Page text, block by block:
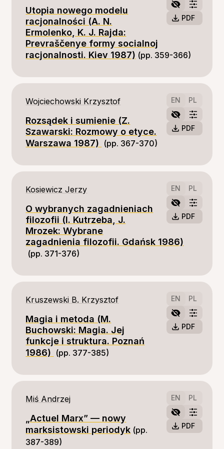
PDF
Utopia nowego modelu
racjonalności (A. N.
Ermolenko, K. J. Rajda:
Prevraščenye formy socialnoj
racjonalnosti. Kiev 1987) (pp. 359-366)
EN PL
PDF
Wojciechowski Krzysztof
Rozsądek i sumienie (Z.
Szawarski: Rozmowy o etyce.
Warszawa 1987) (pp. 367-370)
EN PL
PDF
Kosiewicz Jerzy
O wybranych zagadnieniach
filozofii (I. Kutrzeba, J.
Mrozek: Wybrane
zagadnienia filozofii. Gdańsk 1986)
(pp. 371-376)
EN PL
PDF
Kruszewski B. Krzysztof
Magia i metoda (M.
Buchowski: Magia. Jej
funkcje i struktura. Poznań
1986) (pp. 377-385)
EN PL
PDF
Miś Andrzej
„Actuel Marx” — nowy
marksistowski periodyk (pp.
387-389)